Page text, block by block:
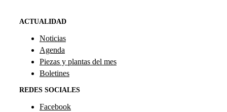
ACTUALIDAD
Noticias
Agenda
Piezas y plantas del mes
Boletines
REDES SOCIALES
Facebook